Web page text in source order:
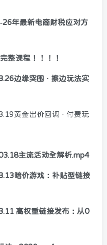
年最新电商财税应对方
整课程！！！！
边缘突围 · 擦边玩法实
黄金出价回调 · 付费玩
主流活动全解析.mp4
暗价游戏：补贴型链接
高权重链接发布：从0